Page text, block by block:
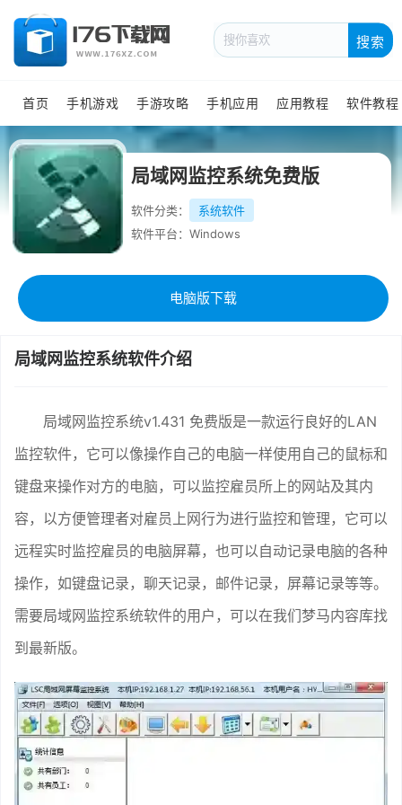
搜索
首页 手机游戏 手游攻略 手机应用 应用教程 软件教程
局域网监控系统免费版
软件分类：
系统软件
软件平台：Windows
电脑版下载
局域网监控系统软件介绍
局域网监控系统v1.431 免费版是一款运行良好的LAN
监控软件，它可以像操作自己的电脑一样使用自己的鼠标和
键盘来操作对方的电脑，可以监控雇员所上的网站及其内
容，以方便管理者对雇员上网行为进行监控和管理，它可以
远程实时监控雇员的电脑屏幕，也可以自动记录电脑的各种
操作，如键盘记录，聊天记录，邮件记录，屏幕记录等等。
需要局域网监控系统软件的用户，可以在我们梦马内容库找
到最新版。